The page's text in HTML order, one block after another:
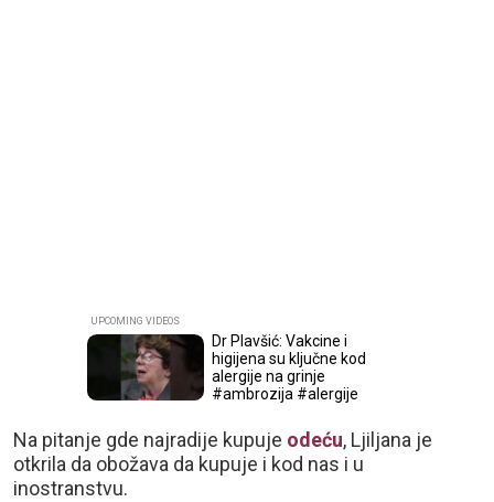
Dr Plavšić: Vakcine i
higijena su ključne kod
alergije na grinje
#ambrozija #alergije
Na pitanje gde najradije kupuje odeću, Ljiljana je
otkrila da obožava da kupuje i kod nas i u
inostranstvu.